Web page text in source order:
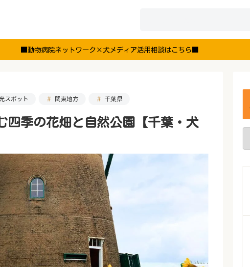
■動物病院ネットワーク×犬メディア活用相談はこちら■
スポット 関東地方 千葉県
四季の花畑と自然公園【千葉・犬